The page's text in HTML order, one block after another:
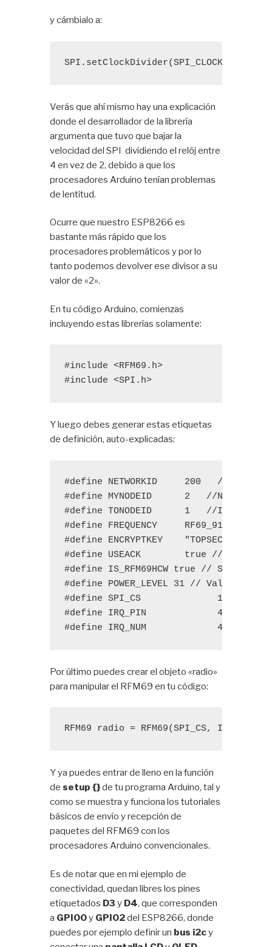
y cámbialo a:
SPI. setClockDivider(SPI_CLOCK_DIV2);
Verás que ahí mismo hay una explicación
donde el desarrollador de la librería
argumenta que tuvo que bajar la
velocidad del SPI dividiendo el relój entre
4 en vez de 2, debido a que los
procesadores Arduino tenían problemas
de lentitud.
Ocurre que nuestro ESP8266 es
bastante más rápido que los
procesadores problemáticos y por lo
tanto podemos devolver ese divisor a su
valor de «2».
En tu código Arduino, comienzas
incluyendo estas librerías solamente:
#include <RFM69.h>
#include
Y luego debes generar estas etiquetas
de definición, auto-explicadas:
#define NETWORKID
200
#define
MYNODEID
2
#define
TONODEID
1
#define FREQUENCY
#define
ENCRYPTKEY
#define
USEACK
true
#define
IS_RFM69HCW true
#define
POWER_LEVEL 31
#define
SPI_CS 15
#define
IRQ_PIN 4
#define
IRQ_NUM 4 //IRQ
Por último puedes crear el objeto «radio»
para manipular el RFM69 en tu código:
RFM69 radio = RFM69(SPI_CS, IRQ_PIN
Y ya puedes entrar de lleno en la función
desetup {}de tu programa Arduino, tal y
como se muestra y funciona los tutoriales
básicos de envío y recepción de
paquetes del RFM69 con los
procesadores Arduino convencionales.
Es de notar que en mi ejemplo de
conectividad, quedan libres los pines
etiquetados D3 y D4, que corresponden
a GPIO0y GPIO2del ESP8266, donde
puedes por ejemplo definir un bus i2cy